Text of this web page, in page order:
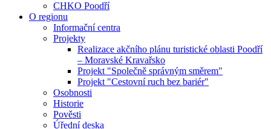
CHKO Poodří
O regionu
Informační centra
Projekty
Realizace akčního plánu turistické oblasti Poodří
– Moravské Kravařsko
Projekt "Společně správným směrem"
Projekt "Cestovní ruch bez bariér"
Osobnosti
Historie
Pověsti
Úřední deska